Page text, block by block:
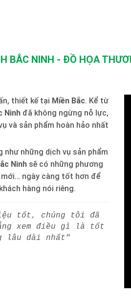
BẮC NINH - ĐỒ HỌA
thiết kế tại Miền Bắc. Kể từ
Ninh đã không ngừng nỗ lực,
và sản phẩm hoàn hảo nhất
những dịch vụ sản phẩm
Ninh sẽ có những phương
mới… ngày càng tốt hơn để
hàng nói riêng.
tốt, chúng tôi đã
xem điều gì là tốt
lâu dài nhất"